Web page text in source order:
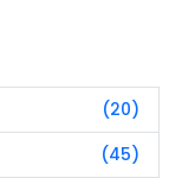
(20)
(45)